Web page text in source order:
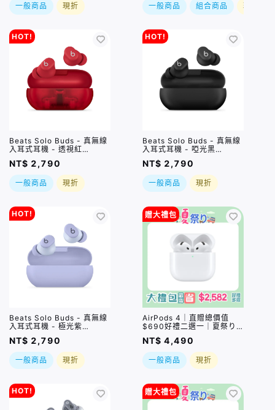
一般商品 現折 一般商品 組合商品 現折
HOT!
Beats Solo Buds - 真無線
入耳式耳機 - 透視紅
(MUW03TA/A)
NT$ 2,790
一般商品 現折
HOT!
Beats Solo Buds - 真無線
入耳式耳機 - 啞光黑
(MUVW3TA/A)
NT$ 2,790
一般商品 現折
HOT!
Beats Solo Buds - 真無線
入耳式耳機 - 極光紫
(MUVX3TA/A)
NT$ 2,790
一般商品 現折
贈大禮包
AirPods 4｜直贈總價值
$690好禮二選一｜夏祭り
｜限時加贈⚡️三合一無線充
NT$ 4,490
一般商品 現折
HOT! 贈大禮包